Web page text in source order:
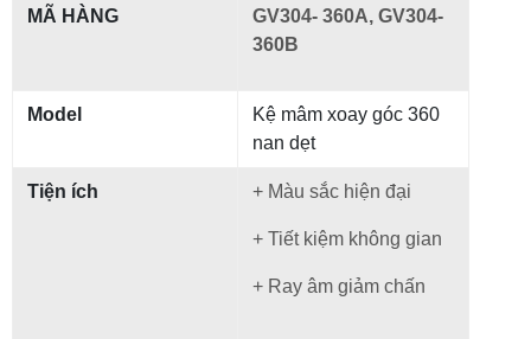
MÃ HÀNG
GV304- 360A, GV304-
360B
Model
Kệ mâm xoay góc 360
nan dẹt
Tiện ích + Màu sắc hiện đại
+ Tiết kiệm không gian
+ Ray âm giảm chấn